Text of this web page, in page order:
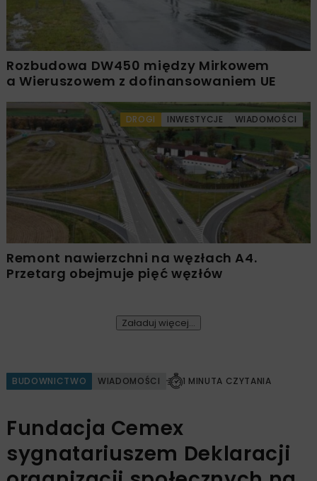
Rozbudowa DW450 między Mirkowem
a Wieruszowem z dofinansowaniem UE
DROGI INWESTYCJE WIADOMOŚCI
Remont nawierzchni na węzłach A4.
Przetarg obejmuje pięć węzłów
Załaduj więcej...
BUDOWNICTWO WIADOMOŚCI 1 MINUTA CZYTANIA
Fundacja Cemex
sygnatariuszem Deklaracji